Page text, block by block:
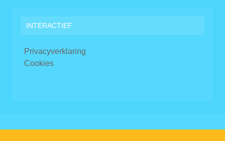
INTERACTIEF
Privacyverklaring
Cookies